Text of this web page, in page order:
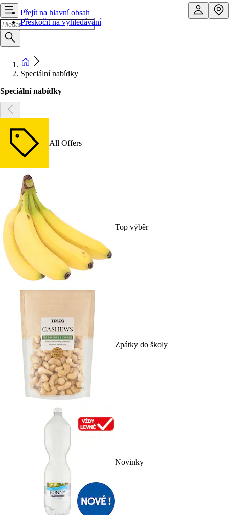
Přejít na hlavní obsah
Přeskočit na vyhledávání
Speciální nabídky
Speciální nabídky
All Offers
Top výběr
Zpátky do školy
Novinky